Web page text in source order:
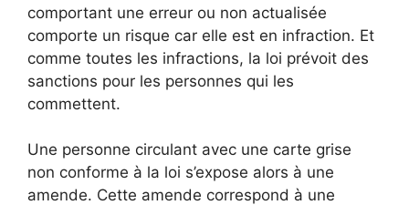
comportant une erreur ou non actualisée
comporte un risque car elle est en infraction. Et
comme toutes les infractions, la loi prévoit des
sanctions pour les personnes qui les
commettent.
Une personne circulant avec une carte grise
non conforme à la loi s’expose alors à une
amende. Cette amende correspond à une